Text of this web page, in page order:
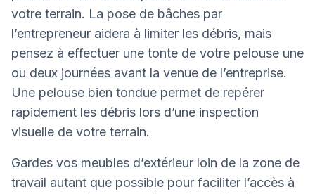
votre terrain. La pose de bâches par
l’entrepreneur aidera à limiter les débris, mais
pensez à effectuer une tonte de votre pelouse une
ou deux journées avant la venue de l’entreprise.
Une pelouse bien tondue permet de repérer
rapidement les débris lors d’une inspection
visuelle de votre terrain.
Gardes vos meubles d’extérieur loin de la zone de
travail autant que possible pour faciliter l’accès à